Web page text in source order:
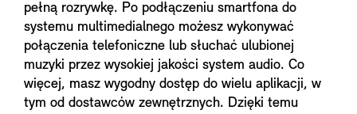
pełną rozrywkę. Po podłączeniu smartfona do
systemu multimedialnego możesz wykonywać
połączenia telefoniczne lub słuchać ulubionej
muzyki przez wysokiej jakości system audio. Co
więcej, masz wygodny dostęp do wielu aplikacji, w
tym od dostawców zewnętrznych. Dzięki temu